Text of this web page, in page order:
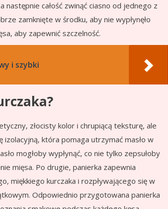
całość zwinąć ciasno od jednego z
zamknięte w środku, aby nie wypłynęło
aby zapewnić szczelność.
i szybki
złocisty kolor i chrupiącą teksturę, ale
która pomaga utrzymać masło w
mogłoby wypłynąć, co nie tylko zepsułoby
mięsa. Po drugie, panierka zapewnia
miękkiego kurczaka i rozpływającego się w
Odpowiednio przygotowana panierka